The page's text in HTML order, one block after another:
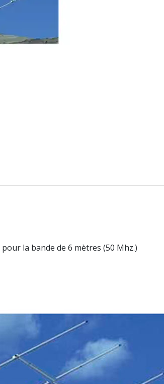
pour la bande de 6 mètres (50 Mhz.)